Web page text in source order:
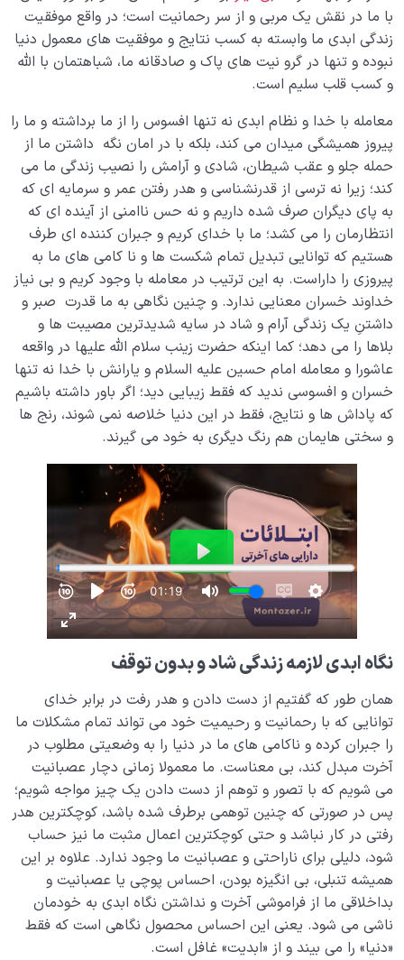
با ما در نقش یک مربی و از سر رحمانیت است؛ در واقع موفقیت
زندگی ابدی ما وابسته به کسب نتایج و موفقیت های معمول دنیا
نبوده و تنها در گرو نیت های پاک و صادقانه ما، شباهتمان با الله
و کسب قلب سلیم است.
معامله با خدا و نظام ابدی نه تنها افسوس را از ما برداشته و ما را
پیروز همیشگی میدان می کند، بلکه با در امان نگه داشتن ما از
حمله جلو و عقب شیطان، شادی و آرامش را نصیب زندگی ما می
کند؛ زیرا نه ترسی از قدرنشناسی و هدر رفتن عمر و سرمایه ای که
به پای دیگران صرف شده داریم و نه حس ناامنی از آینده ای که
انتظارمان را می کشد؛ ما با خدای کریم و جبران کننده ای طرف
هستیم که توانایی تبدیل تمام شکست ها و نا کامی های ما به
پیروزی را داراست. به این ترتیب در معامله با وجود کریم و بی نیاز
خداوند خسران معنایی ندارد. و چنین نگاهی به ما قدرت صبر و
داشتنِ یک زندگی آرام و شاد در سایه شدیدترین مصیبت ها و
بلاها را می دهد؛ کما اینکه حضرت زینب سلام الله علیها در واقعه
عاشورا و معامله امام حسین علیه السلام و یارانش با خدا نه تنها
خسران و افسوسی ندید که فقط زیبایی دید؛ اگر باور داشته باشیم
که پاداش ها و نتایج، فقط در این دنیا خلاصه نمی شوند، رنج ها
و سختی هایمان هم رنگ دیگری به خود می گیرند.
نگاه ابدی لازمه زندگی شاد و بدون توقف
همان طور که گفتیم از دست دادن و هدر رفت در برابر خدای
توانایی که با رحمانیت و رحیمیت خود می تواند تمام مشکلات ما
را جبران کرده و ناکامی های ما در دنیا را به وضعیتی مطلوب در
آخرت مبدل کند، بی معناست. ما معمولا زمانی دچار عصبانیت
می شویم که با تصور و توهم از دست دادن یک چیز مواجه شویم؛
پس در صورتی که چنین توهمی برطرف شده باشد، کوچکترین هدر
رفتی در کار نباشد و حتی کوچکترین اعمال مثبت ما نیز حساب
شود، دلیلی برای ناراحتی و عصبانیت ما وجود ندارد. علاوه بر این
همیشه تنبلی، بی انگیزه بودن، احساس پوچی یا عصبانیت و
بداخلاقی ما از فراموشی آخرت و نداشتن نگاه ابدی به خودمان
ناشی می شود. یعنی این احساس محصول نگاهی است که فقط
«دنیا» را می بیند و از «ابدیت» غافل است.